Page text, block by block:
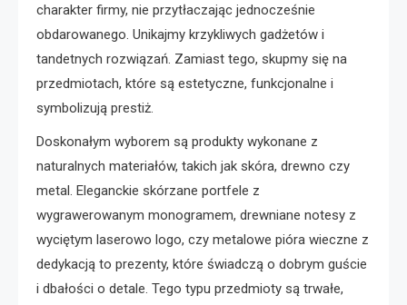
charakter firmy, nie przytłaczając jednocześnie
obdarowanego. Unikajmy krzykliwych gadżetów i
tandetnych rozwiązań. Zamiast tego, skupmy się na
przedmiotach, które są estetyczne, funkcjonalne i
symbolizują prestiż.
Doskonałym wyborem są produkty wykonane z
naturalnych materiałów, takich jak skóra, drewno czy
metal. Eleganckie skórzane portfele z
wygrawerowanym monogramem, drewniane notesy z
wyciętym laserowo logo, czy metalowe pióra wieczne z
dedykacją to prezenty, które świadczą o dobrym guście
i dbałości o detale. Tego typu przedmioty są trwałe,